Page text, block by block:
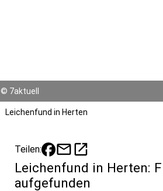
© 7aktuell
Leichenfund in Herten
Teilen: mailopen_in_new
Leichenfund in Herten:
aufgefunden